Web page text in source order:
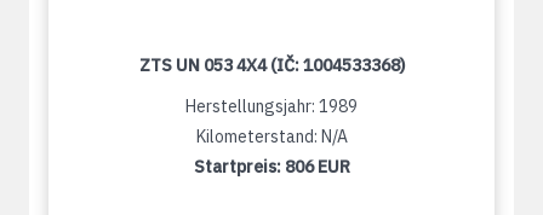
ZTS UN 053 4X4 (IČ: 1004533368)
Herstellungsjahr: 1989
Kilometerstand: N/A
Startpreis: 806 EUR